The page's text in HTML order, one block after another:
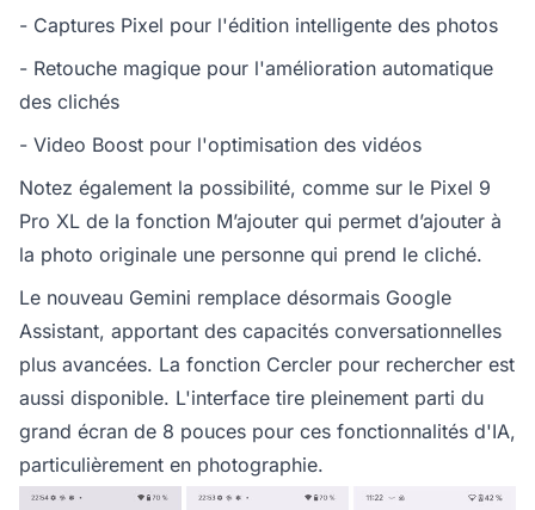
- Captures Pixel pour l'édition intelligente des photos
- Retouche magique pour l'amélioration automatique
des clichés
- Video Boost pour l'optimisation des vidéos
Notez également la possibilité, comme sur le Pixel 9
Pro XL de la fonction M’ajouter qui permet d’ajouter à
la photo originale une personne qui prend le cliché.
Le nouveau Gemini remplace désormais Google
Assistant, apportant des capacités conversationnelles
plus avancées. La fonction Cercler pour rechercher est
aussi disponible. L'interface tire pleinement parti du
grand écran de 8 pouces pour ces fonctionnalités d'IA,
particulièrement en photographie.